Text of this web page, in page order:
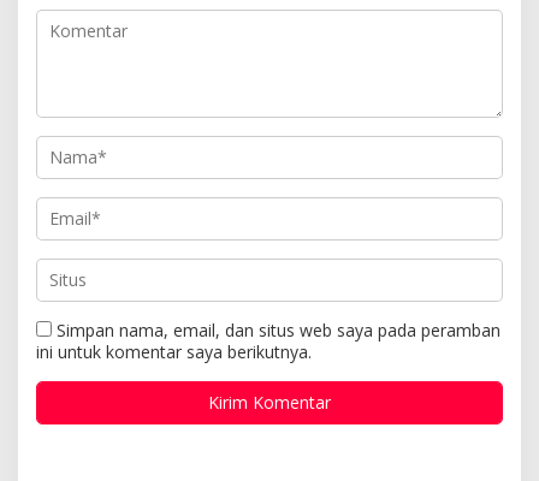
Simpan nama, email, dan situs web saya pada peramban
ini untuk komentar saya berikutnya.